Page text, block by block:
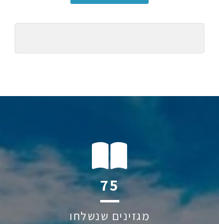
103
מגזינים שנשלחו